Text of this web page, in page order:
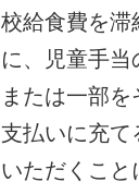
校給食費を滞
に、児童手当
または一部
支払いに充て
いただくこと